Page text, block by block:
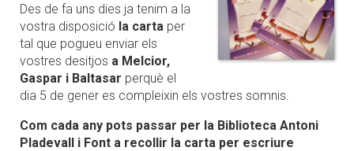
Des de fa uns dies ja tenim a la
vostra disposició la carta per
tal que pogueu enviar els
vostres desitjos a Melcior,
Gaspar i Baltasar perquè el
dia 5 de gener es compleixin els vostres somnis.
Com cada any pots passar per la Biblioteca Antoni
Pladevall i Font a recollir la carta per escriure